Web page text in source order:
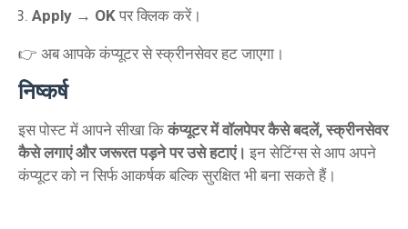
Apply → OK पर क्लिक करें।
👉 अब आपके कंप्यूटर से स्क्रीनसेवर हट जाएगा।
निष्कर्ष
इस पोस्ट में आपने सीखा किकंप्यूटर में वॉलपेपर कैसे बदलें, स्क्रीनसेवर
कैसे लगाएं और जरूरत पड़ने पर उसे हटाएं। इन सेटिंग्स से आप अपने
कंप्यूटर को न सिर्फ आकर्षक बल्कि सुरक्षित भी बना सकते हैं।